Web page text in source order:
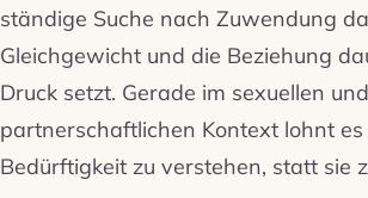
ständige Suche nach Zuwendung
Gleichgewicht und die Beziehung
Druck setzt. Gerade im sexuellen und
partnerschaftlichen Kontext lohnt es
Bedürftigkeit zu verstehen, statt sie